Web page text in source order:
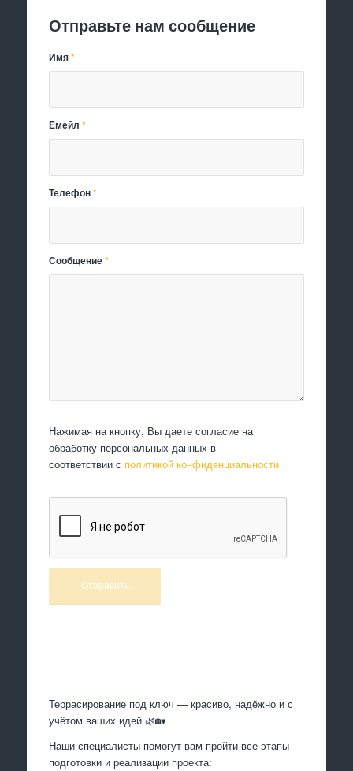
Отправьте нам сообщение
Имя*
Емейл*
Телефон*
Сообщение*
Нажимая на кнопку, Вы даете согласие на
обработку персональных данных в
соответствии с политикой конфиденциальности
Террасирование под ключ — красиво, надёжно и с
учётом ваших идей 🌿🏡
Наши специалисты помогут вам пройти все этапы
подготовки и реализации проекта: